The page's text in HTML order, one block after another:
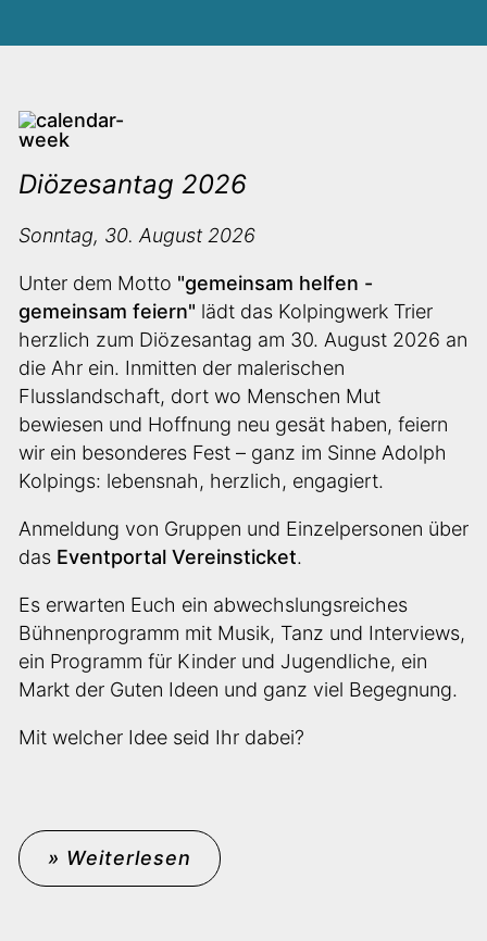
Diözesantag 2026
Sonntag, 30. August 2026
Unter dem Motto "gemeinsam helfen -
gemeinsam feiern" lädt das Kolpingwerk Trier
herzlich zum Diözesantag am 30. August 2026 an
die Ahr ein. Inmitten der malerischen
Flusslandschaft, dort wo Menschen Mut
bewiesen und Hoffnung neu gesät haben, feiern
wir ein besonderes Fest – ganz im Sinne Adolph
Kolpings: lebensnah, herzlich, engagiert.
Anmeldung von Gruppen und Einzelpersonen über
das Eventportal Vereinsticket.
Es erwarten Euch ein abwechslungsreiches
Bühnenprogramm mit Musik, Tanz und Interviews,
ein Programm für Kinder und Jugendliche, ein
Markt der Guten Ideen und ganz viel Begegnung.
Mit welcher Idee seid Ihr dabei?
» Weiterlesen